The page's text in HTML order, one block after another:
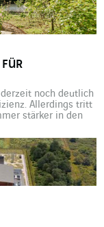
wurde
noch deutlich
Allerdings tritt
stärker in den
wichtigsten
von Fauna und
Umsetzung